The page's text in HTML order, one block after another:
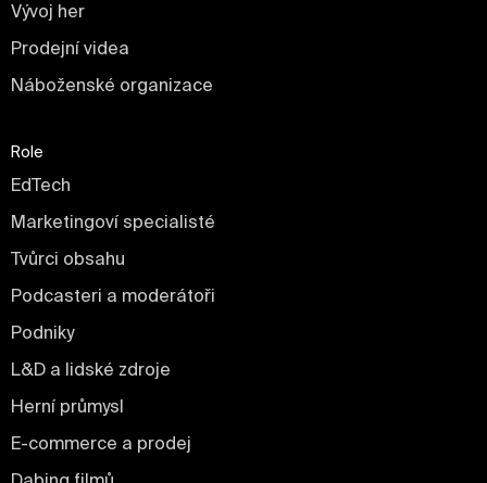
Vývoj her
Prodejní videa
Náboženské organizace
Role
EdTech
Marketingoví specialisté
Tvůrci obsahu
Podcasteri a moderátoři
Podniky
L&D a lidské zdroje
Herní průmysl
E-commerce a prodej